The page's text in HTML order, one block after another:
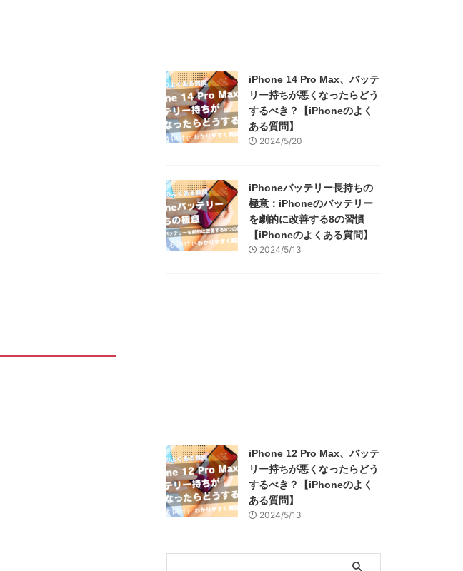
iPhone 14 Pro Max、バッテ
リー持ちが悪くなったらどう
するべき？【iPhoneのよく
ある質問】
2024/5/20
iPhoneバッテリー長持ちの
極意：iPhoneのバッテリー
を劇的に改善する8の習慣
【iPhoneのよくある質問】
2024/5/13
iPhone 12 Pro Max、バッテ
リー持ちが悪くなったらどう
するべき？【iPhoneのよく
ある質問】
2024/5/13